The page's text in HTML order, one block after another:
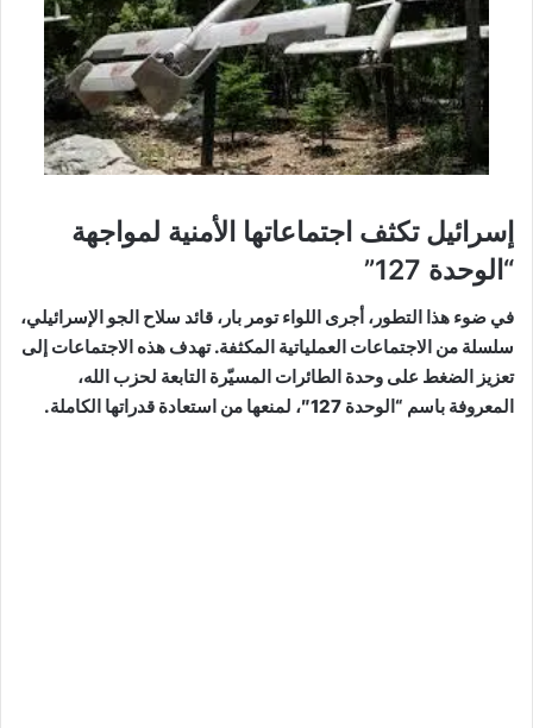
إسرائيل تكثف اجتماعاتها الأمنية لمواجهة
“الوحدة 127”
في ضوء هذا التطور، أجرى اللواء تومر بار، قائد سلاح الجو الإسرائيلي،
سلسلة من الاجتماعات العملياتية المكثفة. تهدف هذه الاجتماعات إلى
تعزيز الضغط على وحدة الطائرات المسيّرة التابعة لحزب الله،
المعروفة باسم “الوحدة 127″، لمنعها من استعادة قدراتها الكاملة.